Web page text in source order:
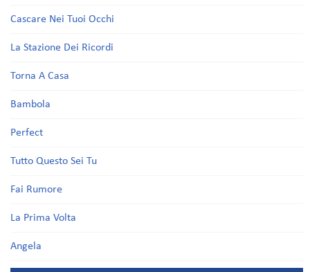
Cascare Nei Tuoi Occhi
La Stazione Dei Ricordi
Torna A Casa
Bambola
Perfect
Tutto Questo Sei Tu
Fai Rumore
La Prima Volta
Angela